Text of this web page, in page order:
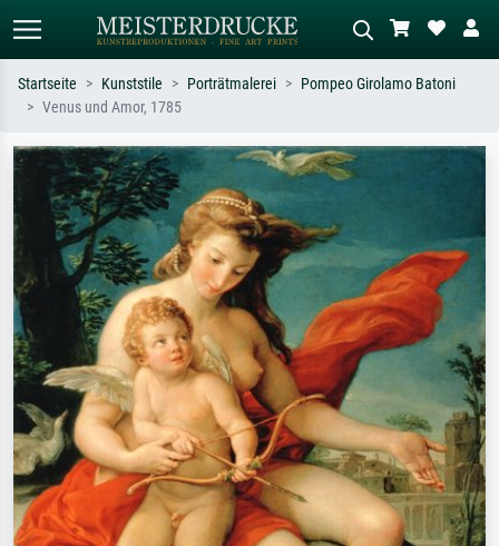
Suchen Sie nach Künstlern, Werktiteln
oder Stilen – z.B. Monet,
Sternennacht, Impressionismus, Welle
Hokusai, Akt.
Beschreiben Sie die Szene – z.B. Grüne
Wiese, Abstrakt mit viel Rot, Dunkles
Ölgemälde, Stehender Akt neben einem
Startseite Kunststile Porträtmalerei
Pompeo Girolamo Batoni
Venus und Amor, 1785